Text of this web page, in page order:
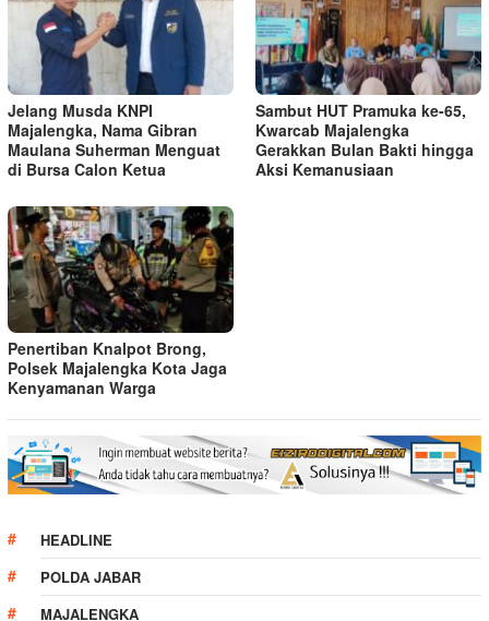
Jelang Musda KNPI
Majalengka, Nama Gibran
Maulana Suherman Menguat
di Bursa Calon Ketua
Sambut HUT Pramuka ke-65,
Kwarcab Majalengka
Gerakkan Bulan Bakti hingga
Aksi Kemanusiaan
Penertiban Knalpot Brong,
Polsek Majalengka Kota Jaga
Kenyamanan Warga
HEADLINE
POLDA JABAR
MAJALENGKA